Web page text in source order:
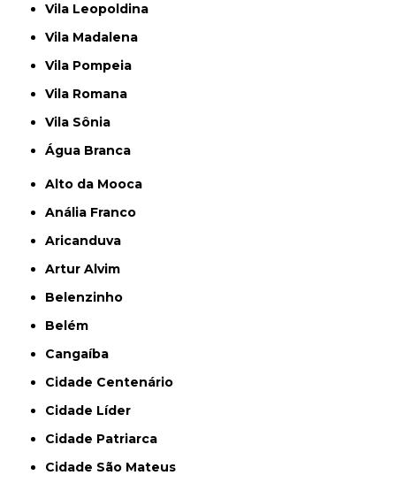
Vila Leopoldina
Vila Madalena
Vila Pompeia
Vila Romana
Vila Sônia
Água Branca
Alto da Mooca
Anália Franco
Aricanduva
Artur Alvim
Belenzinho
Belém
Cangaíba
Cidade Centenário
Cidade Líder
Cidade Patriarca
Cidade São Mateus